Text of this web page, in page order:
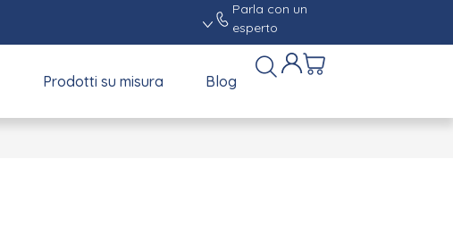
Parla con un
esperto
Prodotti su misura Blog